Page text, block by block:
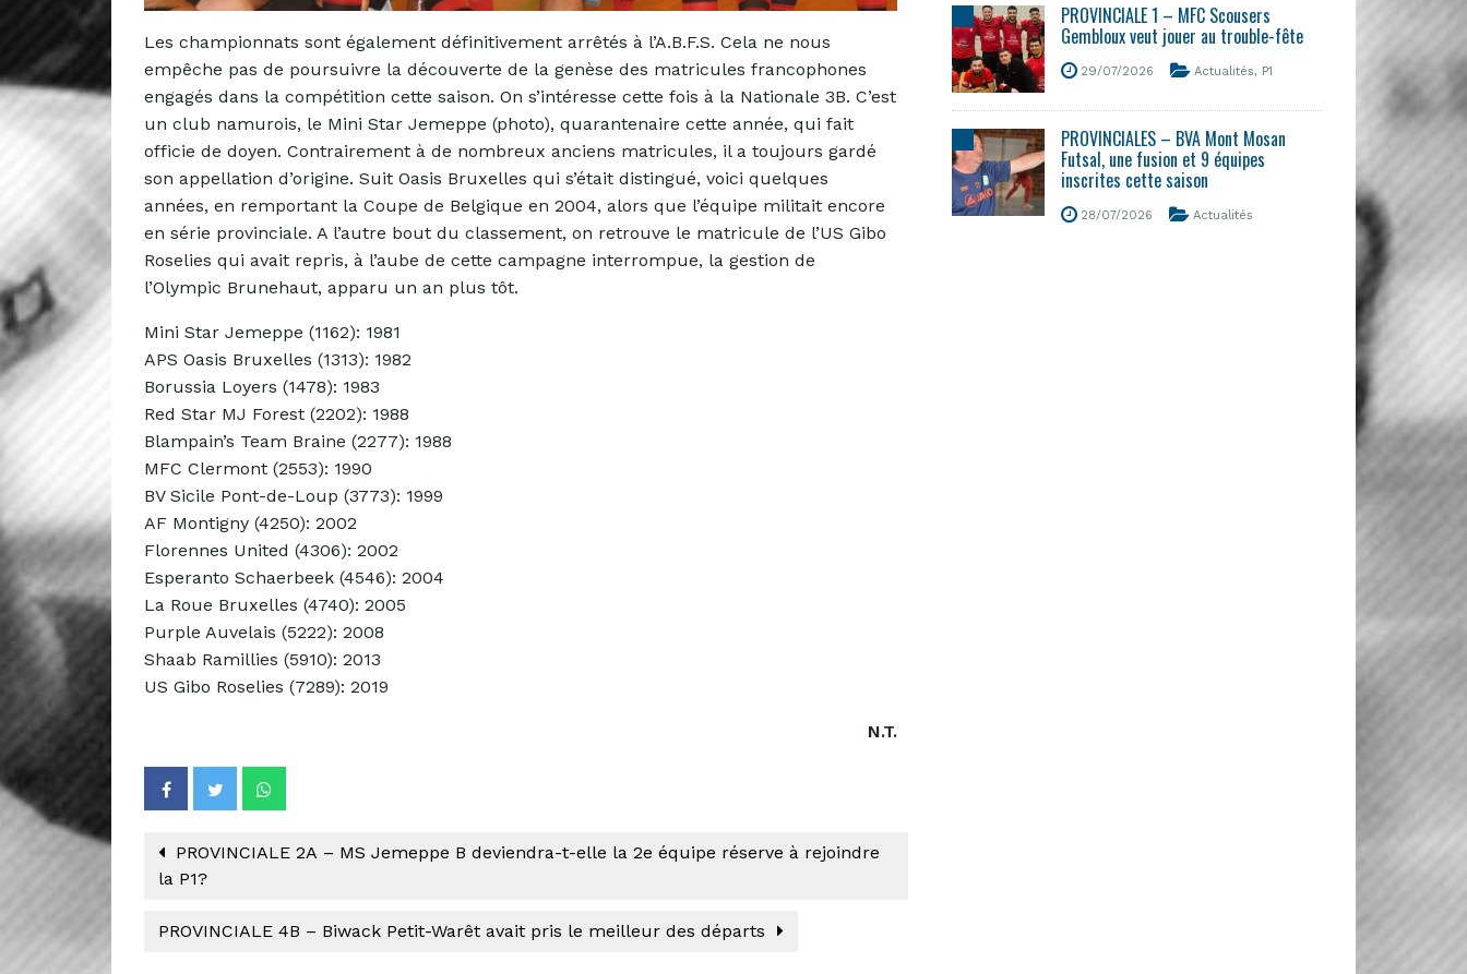
Les championnats sont également définitivement arrêtés à l’A.B.F.S. Cela ne nous
empêche pas de poursuivre la découverte de la genèse des matricules francophones
engagés dans la compétition cette saison. On s’intéresse cette fois à la Nationale 3B. C’est
un club namurois, le Mini Star Jemeppe (photo), quarantenaire cette année, qui fait
officie de doyen. Contrairement à de nombreux anciens matricules, il a toujours gardé
son appellation d’origine. Suit Oasis Bruxelles qui s’était distingué, voici quelques
années, en remportant la Coupe de Belgique en 2004, alors que l’équipe militait encore
en série provinciale. A l’autre bout du classement, on retrouve le matricule de l’US Gibo
Roselies qui avait repris, à l’aube de cette campagne interrompue, la gestion de
l’Olympic Brunehaut, apparu un an plus tôt.
Mini Star Jemeppe (1162): 1981
APS Oasis Bruxelles (1313): 1982
Borussia Loyers (1478): 1983
Red Star MJ Forest (2202): 1988
Blampain’s Team Braine (2277): 1988
MFC Clermont (2553): 1990
BV Sicile Pont-de-Loup (3773): 1999
AF Montigny (4250): 2002
Florennes United (4306): 2002
Esperanto Schaerbeek (4546): 2004
La Roue Bruxelles (4740): 2005
Purple Auvelais (5222): 2008
Shaab Ramillies (5910): 2013
US Gibo Roselies (7289): 2019
N.T.
PROVINCIALE 2A – MS Jemeppe B deviendra-t-elle la 2e équipe réserve à rejoindre
la P1?
PROVINCIALE 4B – Biwack Petit-Warêt avait pris le meilleur des départs
PROVINCIALE 1 – MFC Scousers
Gembloux veut jouer au trouble-fête
29/07/2026 Actualités, P1
PROVINCIALES – BVA Mont Mosan
Futsal, une fusion et 9 équipes
inscrites cette saison
28/07/2026 Actualités